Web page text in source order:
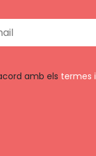
amb els termes i